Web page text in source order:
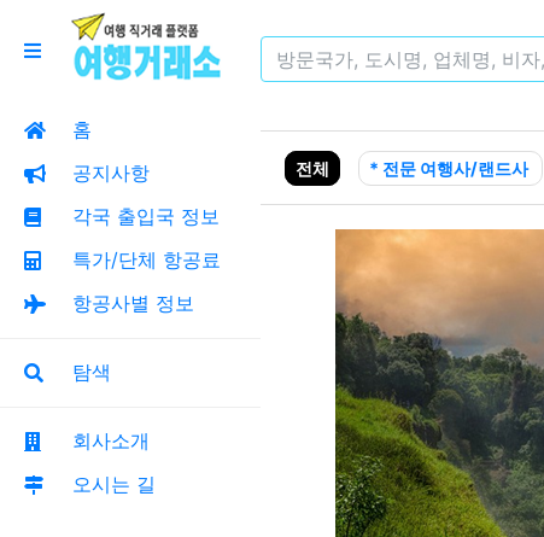
전체 * 전문 여행사/랜드사
홈
공지사항
각국 출입국 정보
특가/단체 항공료
항공사별 정보
탐색
회사소개
오시는 길